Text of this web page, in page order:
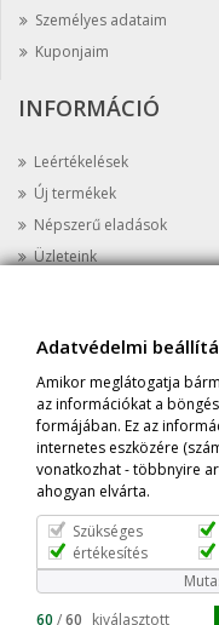
Személyes adataim
Kuponjaim
INFORMÁCIÓ
Leértékelések
Új termékek
Népszerű eladások
Üzleteink
AZ ÜZLETRŐL
Cím:Prime Protein
Tel:+36-20-398-1647
Email:
Adatvédelmi beállítások
Adatvédelmi
Amikor meglátogatja
az információkat a
formájában. Ez az
internetes eszközére
vonatkozhat - többnyire
ahogyan elvárta.
Szükséges
értékesítés
60 /60 kiválasztott